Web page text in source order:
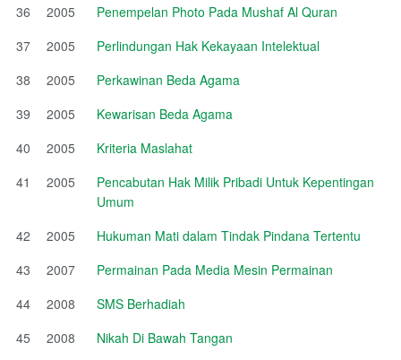
36
2005
Penempelan Photo Pada Mushaf Al Quran
37
2005
Perlindungan Hak Kekayaan Intelektual
38
2005
Perkawinan Beda Agama
39
2005
Kewarisan Beda Agama
40
2005
Kriteria Maslahat
41
2005
Pencabutan Hak Milik Pribadi Untuk Kepentingan
Umum
42
2005
Hukuman Mati dalam Tindak Pindana Tertentu
43
2007
Permainan Pada Media Mesin Permainan
44
2008
SMS Berhadiah
45
2008
Nikah Di Bawah Tangan